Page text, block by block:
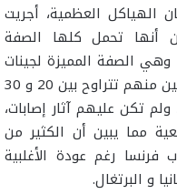
الهياكل العظمية، أجريت
أنها تحمل كلها الصفة
E1b1b1b ذات النمط الفرداني M81 وهي الصفة المميزة لجينات
الأمازيغ بشمال أفريقيا، وأن أعمار اثنين منهم تتراوح بين 20 و 30
سن الثالث تجاوز 50 سنة، ولم تكن عليهم آثار إصابات،
مما يبين أن الكثير من
فرنسا رغم عودة الأغلبية
و البرتغال.